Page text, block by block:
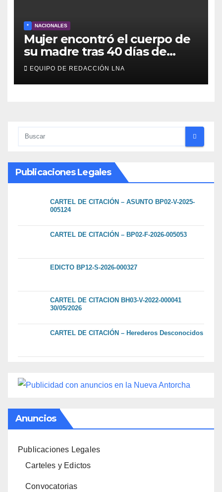
* NACIONALES
Mujer encontró el cuerpo de
su madre tras 40 días de
búsqueda en Tanaguarena
EQUIPO DE REDACCIÓN LNA
Publicaciones Legales
CARTEL DE CITACIÓN – ASUNTO BP02-V-2025-
005124
CARTEL DE CITACIÓN – BP02-F-2026-005053
EDICTO BP12-S-2026-000327
CARTEL DE CITACION BH03-V-2022-000041
30/05/2026
CARTEL DE CITACIÓN – Herederos Desconocidos
Anuncios
Publicaciones Legales
Carteles y Edictos
Convocatorias